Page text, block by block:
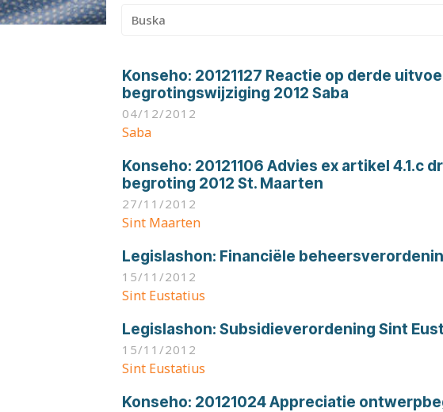
Buska:
Konseho: 20121127 Reactie op derde
begrotingswijziging 2012 Saba
04/12/2012
Saba
Konseho: 20121106 Advies ex artikel 4.1.c
begroting 2012 St. Maarten
27/11/2012
Sint Maarten
Legislashon: Financiële
15/11/2012
Sint Eustatius
Legislashon:Subsidieverordening Sint
15/11/2012
Sint Eustatius
Konseho: 20121024 Appreciatie